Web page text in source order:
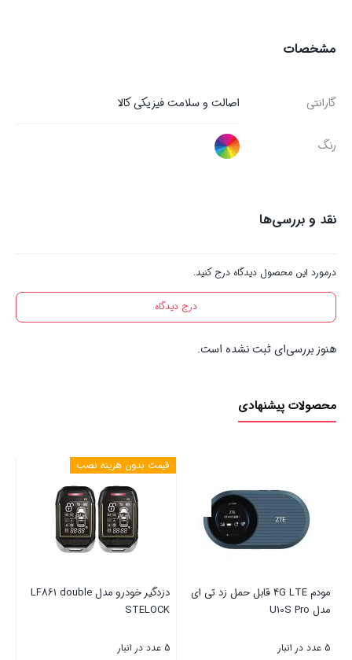
مشخصات
گارانتی اصالت و سلامت فیزیکی کالا
رنگ
نقد و بررسی‌ها
درمورد این محصول دیدگاه درج کنید.
درج دیدگاه
هنوز بررسی‌ای ثبت نشده است.
محصولات پیشنهادی
مودم 4G LTE قابل حمل زد تی ای
مدل U10S Pro
5 عدد در انبار
دزدگیر خودرو مدل LF861 double
STELOCK
5 عدد در انبار
قیمت بدون هزینه نصب